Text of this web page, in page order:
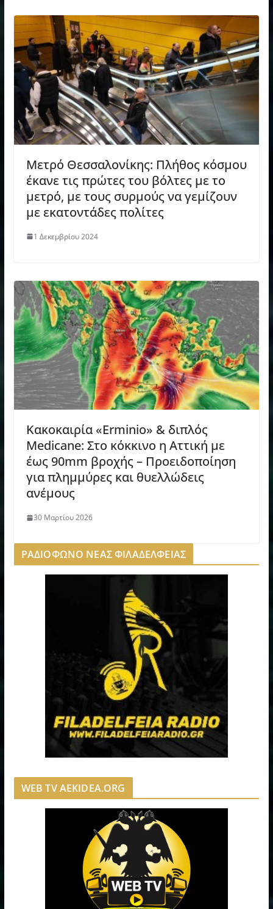
Μετρό Θεσσαλονίκης: Πλήθος κόσμου
έκανε τις πρώτες του βόλτες με το
μετρό, με τους συρμούς να γεμίζουν
με εκατοντάδες πολίτες
1 Δεκεμβρίου 2024
Κακοκαιρία «Erminio» & διπλός
Medicane: Στο κόκκινο η Αττική με
έως 90mm βροχής – Προειδοποίηση
για πλημμύρες και θυελλώδεις
ανέμους
30 Μαρτίου 2026
ΡΑΔΙΟΦΩΝΟ ΝΕΑΣ ΦΙΛΑΔΕΛΦΕΙΑΣ
WEB TV AEKIDEA.ORG